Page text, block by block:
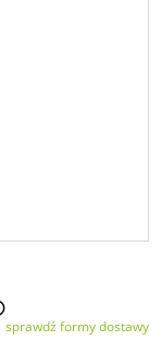
sprawdź formy dostawy